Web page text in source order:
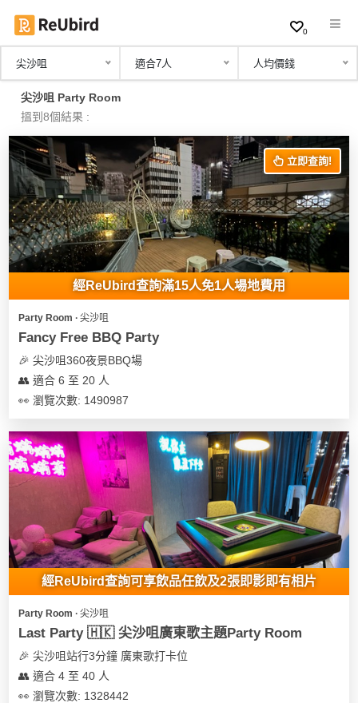
繁
中
EN
登
入
註
冊
服
務
及
產
品
類
到
會
特
色
蛋
糕
活
類
型
Party
朋
友
聚
動
攻
略
0
尖沙咀 適合7人 人均價錢
尖沙咀 Party Room
搵到8個結果 :
立即查詢!
經ReUbird查詢滿15人免1人場地費用
Party Room ∙ 尖沙咀
Fancy Free BBQ Party
🎉 尖沙咀360夜景BBQ場
👥 適合 6 至 20 人
👀 瀏覽次數: 1490987
經ReUbird查詢可享飲品任飲及2張即影即有相片
Party Room ∙ 尖沙咀
Last Party 🇭🇰 尖沙咀廣東歌主題Party Room
🎉 尖沙咀站行3分鐘 廣東歌打卡位
👥 適合 4 至 40 人
👀 瀏覽次數: 1328442